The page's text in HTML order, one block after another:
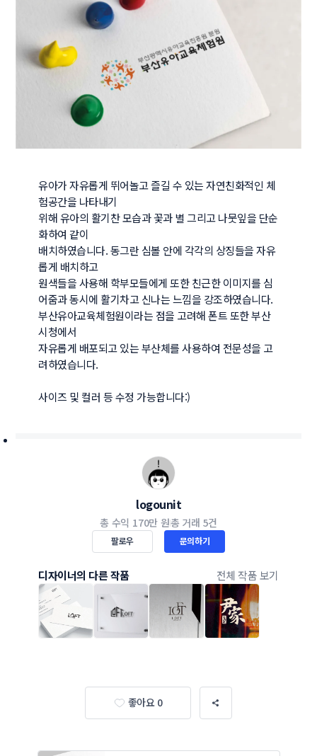
유아가 자유롭게 뛰어놀고 즐길 수 있는 자연친화적인 체
험공간을 나타내기
위해 유아의 활기찬 모습과 꽃과 별 그리고 나뭇잎을 단순
화하여 같이
배치하였습니다. 동그란 심볼 안에 각각의 상징들을 자유
롭게 배치하고
원색들을 사용해 학부모들에게 또한 친근한 이미지를 심
어줌과 동시에 활기차고 신나는 느낌을 강조하였습니다.
부산유아교육체험원이라는 점을 고려해 폰트 또한 부산
시청에서
자유롭게 배포되고 있는 부산체를 사용하여 전문성을 고
려하였습니다.
사이즈 및 컬러 등 수정 가능합니다:)
logounit
총 수익 170만 원총 거래 5건
팔로우 문의하기
디자이너의 다른 작품 전체 작품 보기
좋아요 0